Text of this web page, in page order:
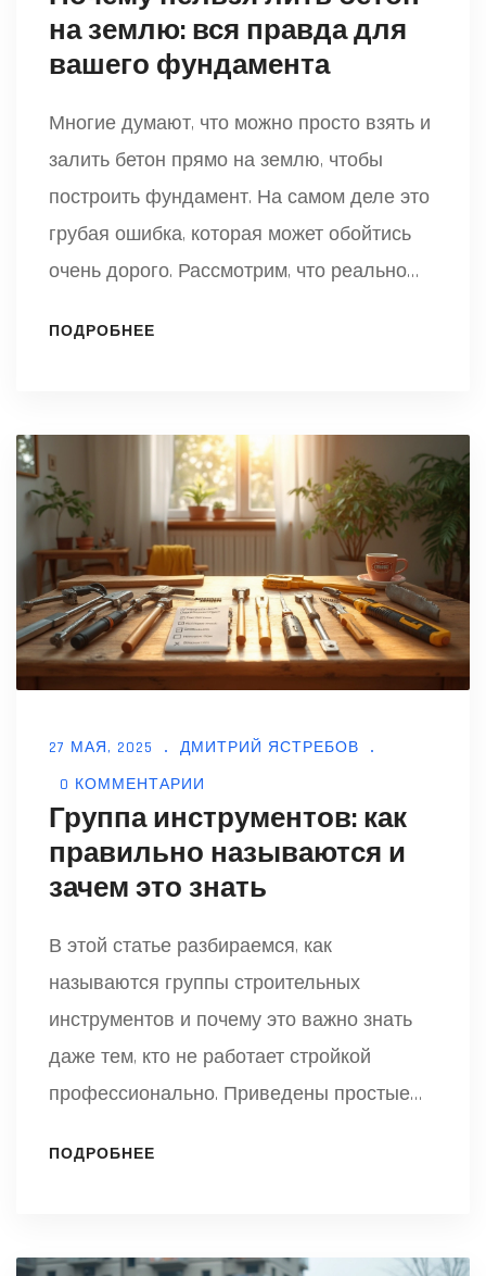
на землю: вся правда для
вашего фундамента
Многие думают, что можно просто взять и
залить бетон прямо на землю, чтобы
построить фундамент. На самом деле это
грубая ошибка, которая может обойтись
очень дорого. Рассмотрим, что реально
подготовкой основания, и какие проблемы
фундамент, чтобы избежать трещин и
просадки. Получите конкретные советы,
основанные на строительной практике.
ПОДРОБНЕЕ
27 МАЯ, 2025
ДМИТРИЙ ЯСТРЕБОВ
0 КОММЕНТАРИИ
Группа инструментов: как
правильно называются и
зачем это знать
В этой статье разбираемся, как
называются группы строительных
инструментов и почему это важно знать
даже тем, кто не работает стройкой
профессионально. Приведены простые
ремонта квартиры до крупных проектов.
ПОДРОБНЕЕ